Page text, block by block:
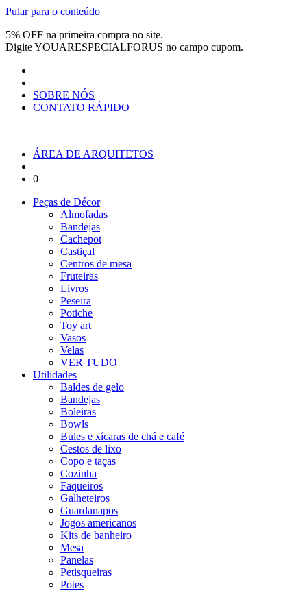
Pular para o conteúdo
5% OFF na primeira compra no site.
DigiteYOUARESPECIALFORUS no campo cupom.
SOBRE NÓS
CONTATO RÁPIDO
ÁREA DE ARQUITETOS
0
Peças de Décor
Almofadas
Bandejas
Cachepot
Castiçal
Centros de mesa
Fruteiras
Livros
Peseira
Potiche
Toy art
Vasos
Velas
VER TUDO
Utilidades
Baldes de gelo
Bandejas
Boleiras
Bowls
Bules e xícaras de chá e café
Cestos de lixo
Copo e taças
Cozinha
Faqueiros
Galheteiros
Guardanapos
Jogos americanos
Kits de banheiro
Mesa
Panelas
Petisqueiras
Potes